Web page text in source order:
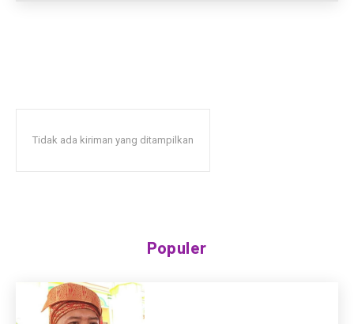
Tidak ada kiriman yang ditampilkan
Populer